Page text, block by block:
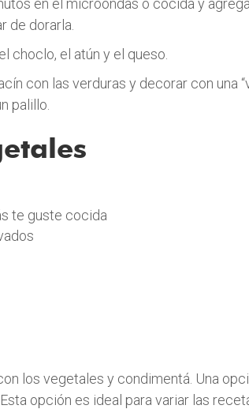
en el microondas o cocida y
de dorarla.
choclo, el atún y el queso.
con las verduras y decorar con una
palillo.
te guste cocida
los vegetales y condimentá. Una
opción es ideal para variar las